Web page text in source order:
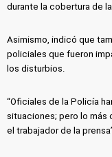
durante la cobertura de
Asimismo, indicó que
policiales que fueron
los disturbios.
“Oficiales de la Policía
situaciones; pero lo más
el trabajador de la